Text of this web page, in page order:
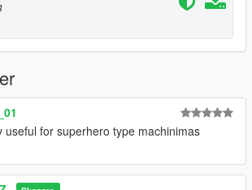
useful for superhero type machinimas